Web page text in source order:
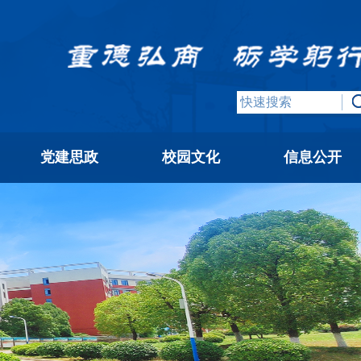
党建思政 校园文化 信息公开